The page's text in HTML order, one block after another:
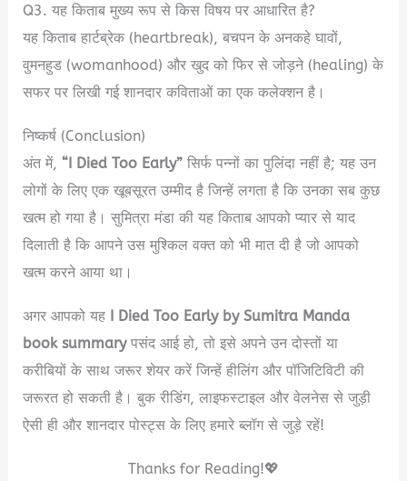
Q3. यह किताब मुख्य रूप से किस विषय पर आधारित है?
यह किताब हार्टब्रेक (heartbreak), बचपन के अनकहे घावों,
वुमनहुड (womanhood) और खुद को फिर से जोड़ने (healing) के
सफर पर लिखी गई शानदार कविताओं का एक कलेक्शन है।
निष्कर्ष (Conclusion)
अंत में,“I Died Too Early” सिर्फ पन्नों का पुलिंदा नहीं है; यह उन
लोगों के लिए एक खूबसूरत उम्मीद है जिन्हें लगता है कि उनका सब कुछ
खत्म हो गया है। सुमित्रा मंडा की यह किताब आपको प्यार से याद
दिलाती है कि आपने उस मुश्किल वक्त को भी मात दी है जो आपको
खत्म करने आया था।
अगर आपको यह I Died Too Early by Sumitra Manda
book summaryपसंद आई हो, तो इसे अपने उन दोस्तों या
करीबियों के साथ जरूर शेयर करें जिन्हें हीलिंग और पॉजिटिविटी की
जरूरत हो सकती है। बुक रीडिंग, लाइफस्टाइल और वेलनेस से जुड़ी
ऐसी ही और शानदार पोस्ट्स के लिए हमारे ब्लॉग से जुड़े रहें!
Thanks for Reading!💖